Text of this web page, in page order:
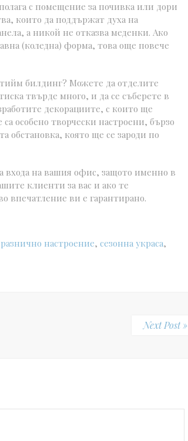
с помещение за почивка или дори
които да поддържат духа на
а никой не отказва меденки. Ако
(коледна) форма, това още повече
билдинг? Можете да отделите
твърде много, и да се съберете в
декорациите, с които ще
особено творчески настроени, бързо
обстановка, която ще се зароди по
входа на вашия офис, защото именно в
клиенти за вас и ако те
впечатление ви е гарантирано.
настроение, сезонна украса,
Next Post »